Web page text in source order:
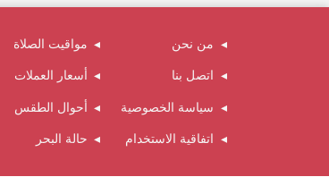
من نحن
اتصل بنا
سياسة الخصوصية
اتفاقية الاستخدام
مواقيت الصلاة
أسعار العملات
أحوال الطقس
حالة البحر